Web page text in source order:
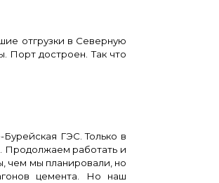
отгрузки в Северную
Порт достроен. Так что
ГЭС. Только в
Продолжаем работать и
чем мы планировали, но
цемента. Но наш